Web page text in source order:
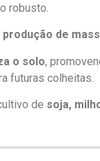
robusto.
de
o solo,
futuras colheitas.
de soja,